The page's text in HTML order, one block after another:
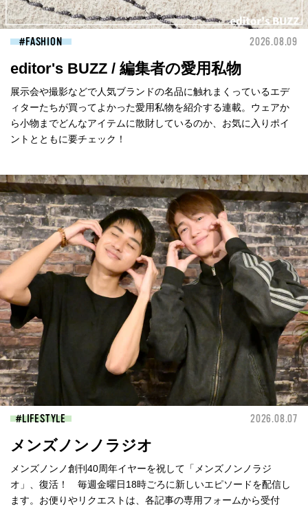
FASHION 2026.08.09
editor's BUZZ / 編集者の愛用私物
展示会や撮影などで人気ブランドの名品に触れまくっているエデ
ィターたちが買ってよかった愛用私物を紹介する連載。ウェアか
ら小物までどんなアイテムに散財しているのか、お気に入りポイ
ントとともに要チェック！
LIFESTYLE 2026.08.07
メンズノンノラジオ
メンズノンノ創刊40周年イヤーを祝して「メンズノンノラジ
オ」、復活！ 毎週金曜日18時ごろに新しいエピソードを配信し
ます。お便りやリクエストは、各記事の専用フォームから受付